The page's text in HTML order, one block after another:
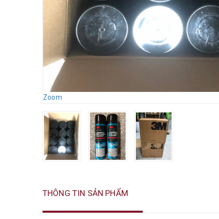
Zoom
THÔNG TIN SẢN PHẨM